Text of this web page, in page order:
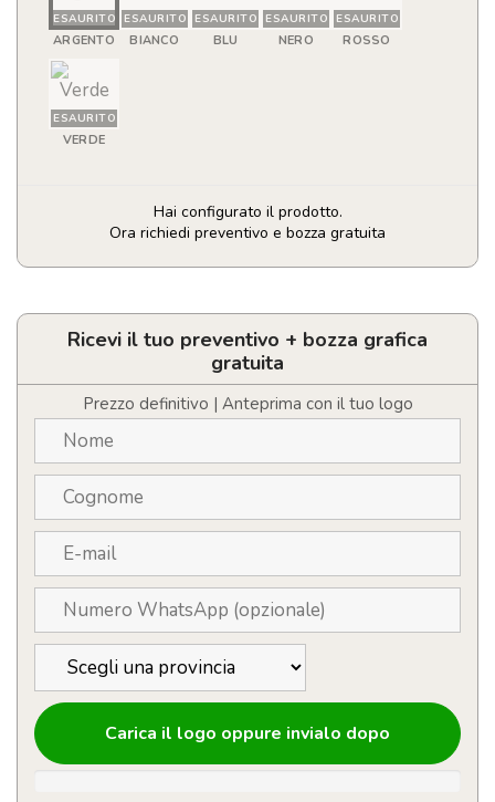
ESAURITO
ARGENTO
ESAURITO
BIANCO
ESAURITO
BLU
ESAURITO
NERO
ESAURITO
ROSSO
ESAURITO
VERDE
Hai configurato il prodotto.
Ora richiedi preventivo e bozza gratuita
Borraccia
630ml
Personalizzabile
con
quantità
Ricevi il tuo preventivo + bozza grafica
gratuita
Prezzo definitivo | Anteprima con il tuo logo
Carica il logo oppure invialo dopo